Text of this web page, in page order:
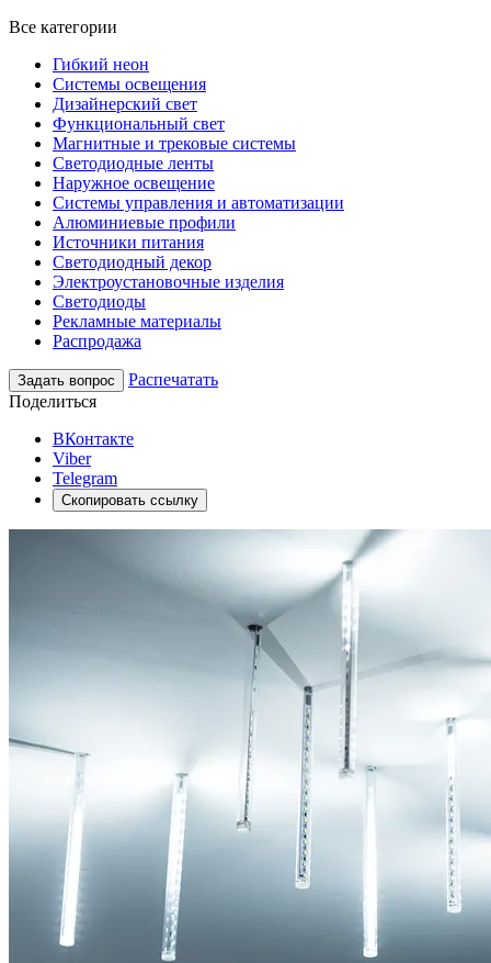
Все категории
Гибкий неон
Системы освещения
Дизайнерский свет
Функциональный свет
Магнитные и трековые системы
Светодиодные ленты
Наружное освещение
Системы управления и автоматизации
Алюминиевые профили
Источники питания
Светодиодный декор
Электроустановочные изделия
Светодиоды
Рекламные материалы
Распродажа
Задать вопрос
Распечатать
Поделиться
ВКонтакте
Viber
Telegram
Скопировать ссылку